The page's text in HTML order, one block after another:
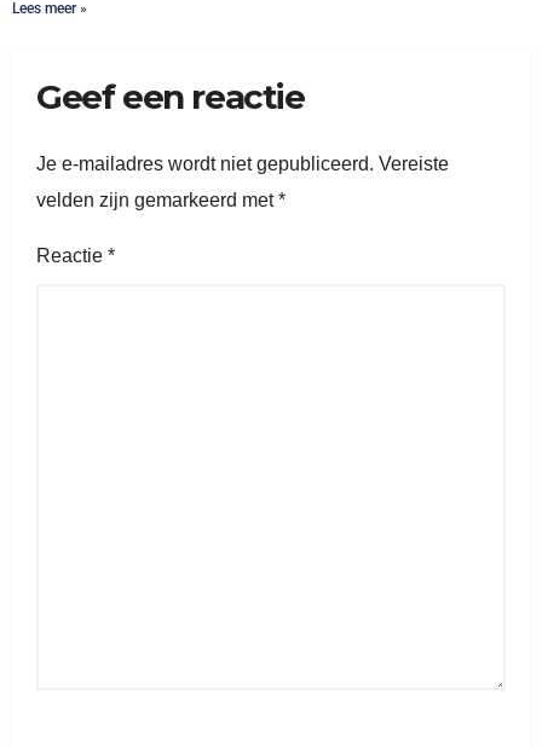
Lees meer »
Geef een reactie
Je e-mailadres wordt niet gepubliceerd. Vereiste
velden zijn gemarkeerd met*
Reactie *